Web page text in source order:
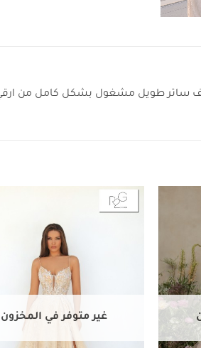
ساتر طويل مشغول بشكل كامل من
غير متوفر في المخزون